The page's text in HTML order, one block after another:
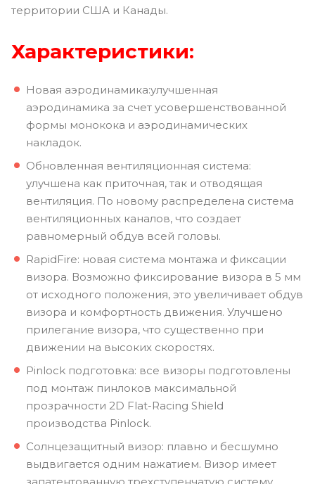
территории США и Канады.
Характеристики:
Новая аэродинамика:улучшенная
аэродинамика за счет усовершенствованной
формы монокока и аэродинамических
накладок.
Обновленная вентиляционная система:
улучшена как приточная, так и отводящая
вентиляция. По новому распределена система
вентиляционных каналов, что создает
равномерный обдув всей головы.
RapidFire: новая система монтажа и фиксации
визора. Возможно фиксирование визора в 5 мм
от исходного положения, это увеличивает обдув
визора и комфортность движения. Улучшено
прилегание визора, что существенно при
движении на высоких скоростях.
Pinlock подготовка: все визоры подготовлены
под монтаж пинлоков максимальной
прозрачности 2D Flat-Racing Shield
производства Pinlock.
Солнцезащитный визор: плавно и бесшумно
выдвигается одним нажатием. Визор имеет